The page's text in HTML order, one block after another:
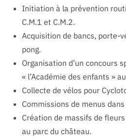
Initiation à la prévention
C.M.1 et C.M.2.
Acquisition de bancs, porte-
pong.
Organisation d’un concours
« l’Académie des enfants »
Collecte de vélos pour
Commissions de menus
Création de massifs de
au parc du château.